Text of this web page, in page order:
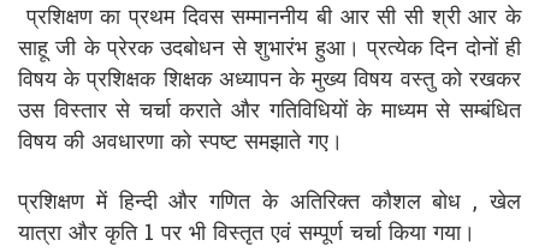
प्रशिक्षण का प्रथम दिवस सम्माननीय बी आर सी सी श्री आर के
साहू जी के प्रेरक उदबोधन से शुभारंभ हुआ। प्रत्येक दिन दोनों ही
विषय के प्रशिक्षक शिक्षक अध्यापन के मुख्य विषय वस्तु को रखकर
उस विस्तार से चर्चा कराते और गतिविधियों के माध्यम से सम्बंधित
विषय की अवधारणा को स्पष्ट समझाते गए।
प्रशिक्षण में हिन्दी और गणित के अतिरिक्त कौशल बोध , खेल
यात्रा और कृति 1 पर भी विस्तृत एवं सम्पूर्ण चर्चा किया गया।